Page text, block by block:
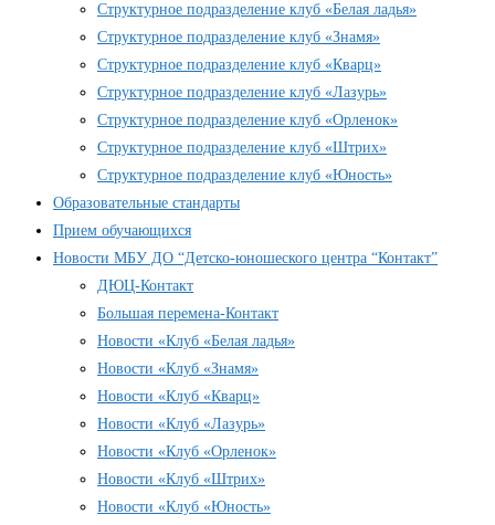
Структурное подразделение клуб «Белая ладья»
Структурное подразделение клуб «Знамя»
Структурное подразделение клуб «Кварц»
Структурное подразделение клуб «Лазурь»
Структурное подразделение клуб «Орленок»
Структурное подразделение клуб «Штрих»
Структурное подразделение клуб «Юность»
Образовательные стандарты
Прием обучающихся
Новости МБУ ДО “Детско-юношеского центра “Контакт”
ДЮЦ-Контакт
Большая перемена-Контакт
Новости «Клуб «Белая ладья»
Новости «Клуб «Знамя»
Новости «Клуб «Кварц»
Новости «Клуб «Лазурь»
Новости «Клуб «Орленок»
Новости «Клуб «Штрих»
Новости «Клуб «Юность»